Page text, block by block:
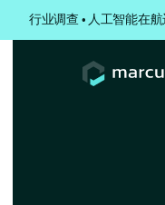
行业调查 • 人工智能在